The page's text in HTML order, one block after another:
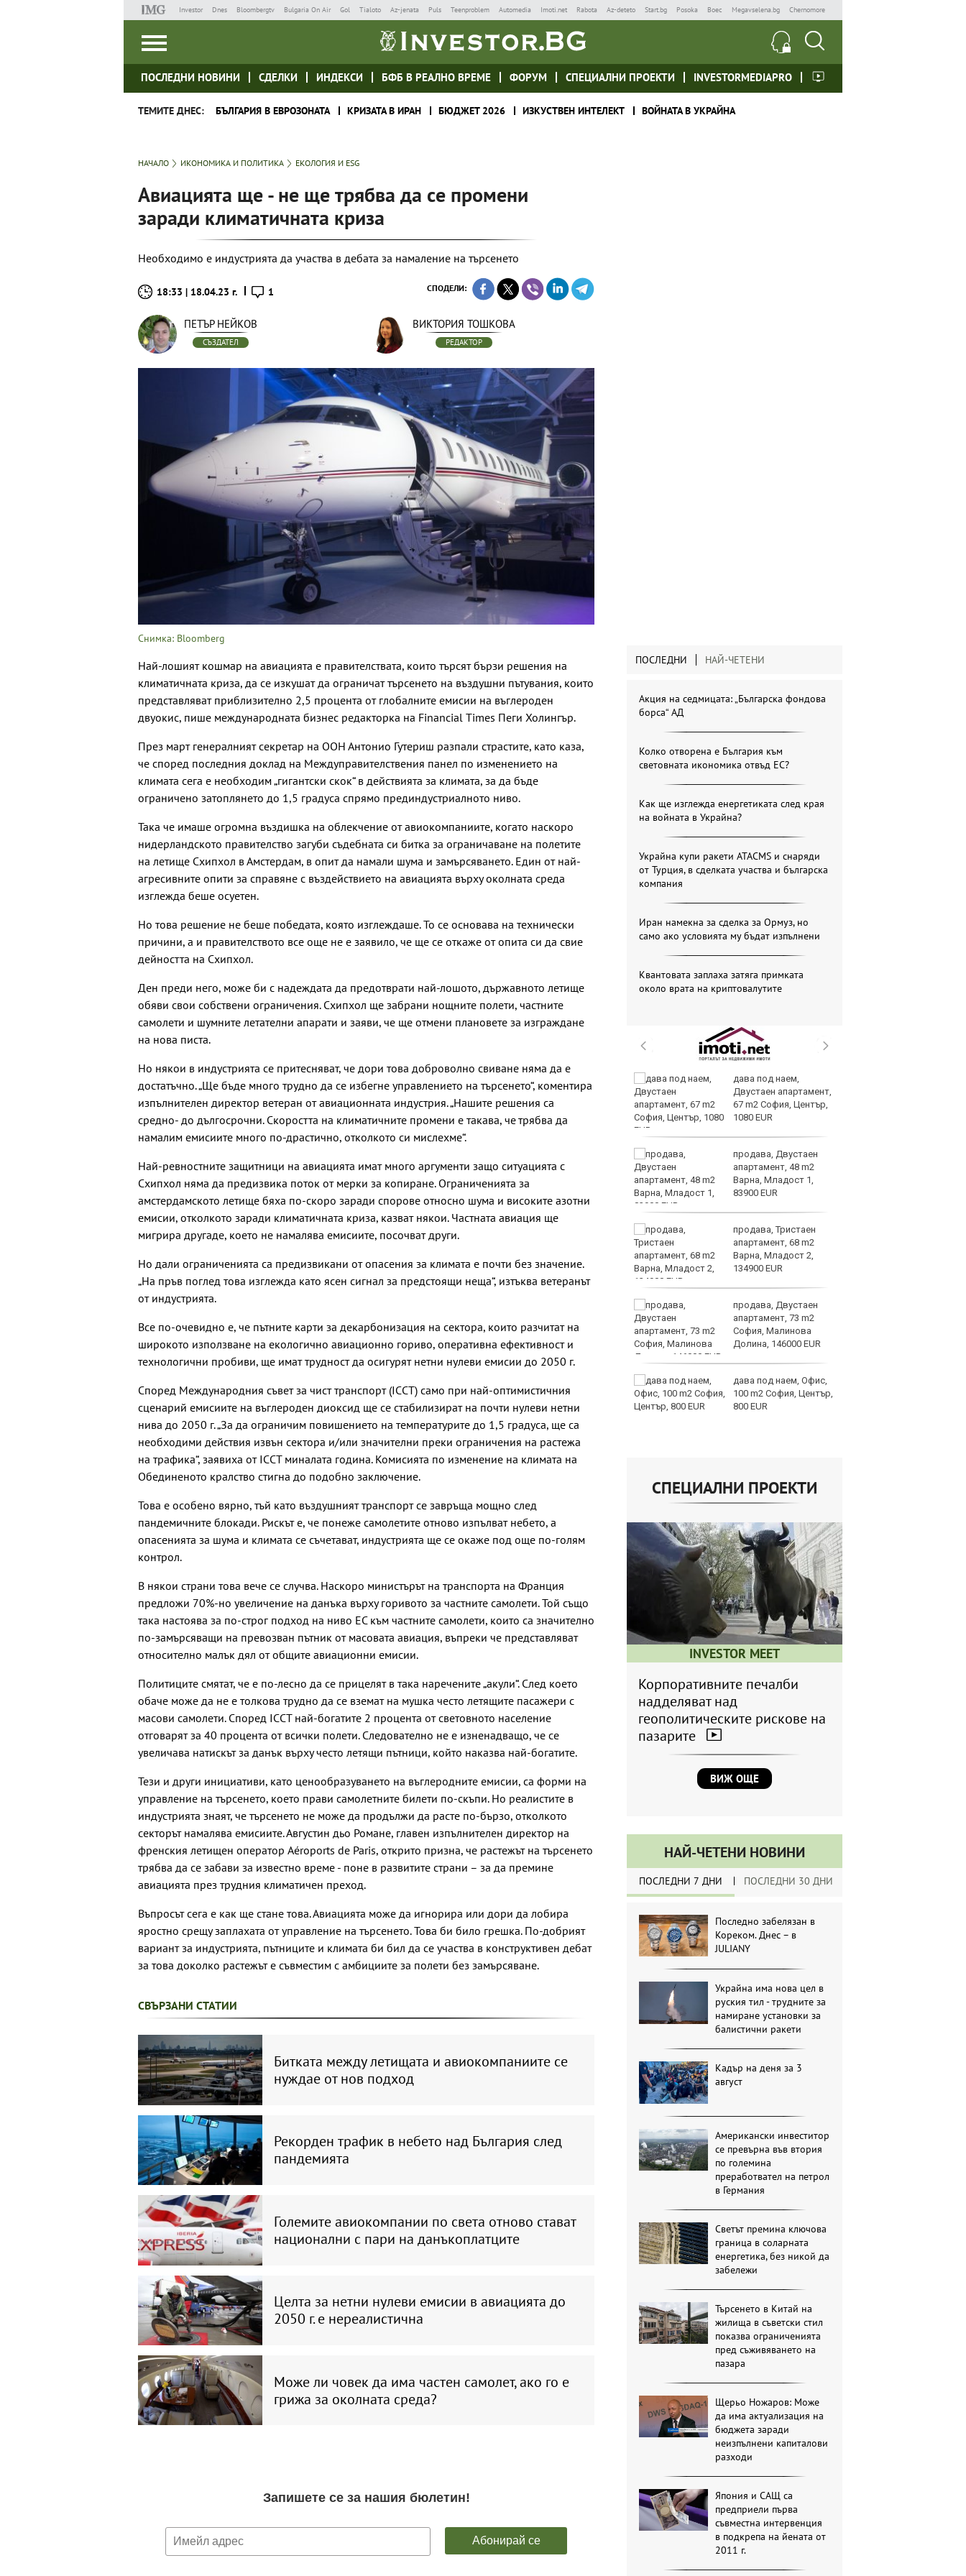
Investor Dnes Bloombergtv Bulgaria On Air Gol Tialoto Az-jenata Puls Teenproblem Automedia Imoti.net Rabota Az-deteto Start.bg Posoka Boec Megavselena.bg Chernomore
ПОСЛЕДНИ НОВИНИ СДЕЛКИ ИНДЕКСИ БФБ В РЕАЛНО ВРЕМЕ ФОРУМ СПЕЦИАЛНИ ПРОЕКТИ INVESTORMEDIAPRO
ТЕМИТЕ ДНЕС: БЪЛГАРИЯ В ЕВРОЗОНАТА КРИЗАТА В ИРАН БЮДЖЕТ 2026 ИЗКУСТВЕН ИНТЕЛЕКТ ВОЙНАТА В УКРАЙНА
НАЧАЛО ИКОНОМИКА И ПОЛИТИКА ЕКОЛОГИЯ И ESG
Авиацията ще - не ще трябва да се промени
заради климатичната криза
Необходимо е индустрията да участва в дебата за намаление на търсенето
18:33 | 18.04.23 г. 1 СПОДЕЛИ:
ПЕТЪР НЕЙКОВ
СЪЗДАТЕЛ
ВИКТОРИЯ ТОШКОВА
РЕДАКТОР
Снимка: Bloomberg
Най-лошият кошмар на авиацията е правителствата, които търсят бързи решения на
климатичната криза, да се изкушат да ограничат търсенето на въздушни пътувания, които
представляват приблизително 2,5 процента от глобалните емисии на въглероден
двуокис, пише международната бизнес редакторка на Financial Times Пеги Холингър.
През март генералният секретар на ООН Антонио Гутериш разпали страстите, като каза,
че според последния доклад на Междуправителствения панел по изменението на
климата сега е необходим „гигантски скок“ в действията за климата, за да бъде
ограничено затоплянето до 1,5 градуса спрямо прединдустриалното ниво.
Така че имаше огромна въздишка на облекчение от авиокомпаниите, когато наскоро
нидерландското правителство загуби съдебната си битка за ограничаване на полетите
на летище Схипхол в Амстердам, в опит да намали шума и замърсяването. Един от най-
агресивните опити за справяне с въздействието на авиацията върху околната среда
изглежда беше осуетен.
Но това решение не беше победата, която изглеждаше. То се основава на технически
причини, а и правителството все още не е заявило, че ще се откаже от опита си да свие
дейността на Схипхол.
Ден преди него, може би с надеждата да предотврати най-лошото, държавното летище
обяви свои собствени ограничения. Схипхол ще забрани нощните полети, частните
самолети и шумните летателни апарати и заяви, че ще отмени плановете за изграждане
на нова писта.
Но някои в индустрията се притесняват, че дори това доброволно свиване няма да е
достатъчно. „Ще бъде много трудно да се избегне управлението на търсенето“, коментира
изпълнителен директор ветеран от авиационната индустрия. „Нашите решения са
средно- до дългосрочни. Скоростта на климатичните промени е такава, че трябва да
намалим емисиите много по-драстично, отколкото си мислехме“.
Най-ревностните защитници на авиацията имат много аргументи защо ситуацията с
Схипхол няма да предизвика поток от мерки за копиране. Ограниченията за
амстердамското летище бяха по-скоро заради спорове относно шума и високите азотни
емисии, отколкото заради климатичната криза, казват някои. Частната авиация ще
мигрира другаде, което не намалява емисиите, посочват други.
Но дали ограниченията са предизвикани от опасения за климата е почти без значение.
„На пръв поглед това изглежда като ясен сигнал за предстоящи неща“, изтъква ветеранът
от индустрията.
Все по-очевидно е, че пътните карти за декарбонизация на сектора, които разчитат на
широкото използване на екологично авиационно гориво, оперативна ефективност и
технологични пробиви, ще имат трудност да осигурят нетни нулеви емисии до 2050 г.
Според Международния съвет за чист транспорт (ICCT) само при най-оптимистичния
сценарий емисиите на въглероден диоксид ще се стабилизират на почти нулеви нетни
нива до 2050 г. „За да ограничим повишението на температурите до 1,5 градуса, ще са
необходими действия извън сектора и/или значителни преки ограничения на растежа
на трафика“, заявиха от ICCT миналата година. Комисията по изменение на климата на
Обединеното кралство стигна до подобно заключение.
Това е особено вярно, тъй като въздушният транспорт се завръща мощно след
пандемичните блокади. Рискът е, че понеже самолетите отново изпълват небето, а
опасенията за шума и климата се съчетават, индустрията ще се окаже под още по-голям
контрол.
В някои страни това вече се случва. Наскоро министърът на транспорта на Франция
предложи 70%-но увеличение на данъка върху горивото за частните самолети. Той също
така настоява за по-строг подход на ниво ЕС към частните самолети, които са значително
по-замърсяващи на превозван пътник от масовата авиация, въпреки че представляват
относително малък дял от общите авиационни емисии.
Политиците смятат, че е по-лесно да се прицелят в така наречените „акули“. След което
обаче може да не е толкова трудно да се вземат на мушка често летящите пасажери с
масови самолети. Според ICCT най-богатите 2 процента от световното население
отговарят за 40 процента от всички полети. Следователно не е изненадващо, че се
увеличава натискът за данък върху често летящи пътници, който наказва най-богатите.
Тези и други инициативи, като ценообразуването на въглеродните емисии, са форми на
управление на търсенето, което прави самолетните билети по-скъпи. Но реалистите в
индустрията знаят, че търсенето не може да продължи да расте по-бързо, отколкото
секторът намалява емисиите. Августин дьо Романе, главен изпълнителен директор на
френския летищен оператор Aéroports de Paris, открито призна, че растежът на търсенето
трябва да се забави за известно време - поне в развитите страни – за да премине
авиацията през трудния климатичен преход.
Въпросът сега е как ще стане това. Авиацията може да игнорира или дори да лобира
яростно срещу заплахата от управление на търсенето. Това би било грешка. По-добрият
вариант за индустрията, пътниците и климата би бил да се участва в конструктивен дебат
за това доколко растежът е съвместим с амбициите за полети без замърсяване.
СВЪРЗАНИ СТАТИИ
Битката между летищата и авиокомпаниите се
нуждае от нов подход
Рекорден трафик в небето над България след
пандемията
Големите авиокомпании по света отново стават
национални с пари на данъкоплатците
Целта за нетни нулеви емисии в авиацията до
2050 г. е нереалистична
Може ли човек да има частен самолет, ако го е
грижа за околната среда?
ПОСЛЕДНИ НАЙ-ЧЕТЕНИ
Акция на седмицата: „Българска фондова
борса“ АД
Колко отворена е България към
световната икономика отвъд ЕС?
Как ще изглежда енергетиката след края
на войната в Украйна?
Украйна купи ракети ATACMS и снаряди
от Турция, в сделката участва и българска
компания
Иран намекна за сделка за Ормуз, но
само ако условията му бъдат изпълнени
Квантовата заплаха затяга примката
около врата на криптовалутите
временно улицата,
водеща към Морска
гара-Варна
следобедните часове
днес
последното
денонощие
дава под наем,
Двустаен апартамент,
67 m2 София, Център,
1080 EUR
продава, Двустаен
апартамент, 48 m2
Варна, Младост 1,
83900 EUR
продава, Тристаен
апартамент, 68 m2
Варна, Младост 2,
134900 EUR
продава, Двустаен
апартамент, 73 m2
София, Малинова
Долина, 146000 EUR
дава под наем, Офис,
100 m2 София, Център,
800 EUR
СПЕЦИАЛНИ ПРОЕКТИ
INVESTOR MEET
Корпоративните печалби
надделяват над
геополитическите рискове на
пазарите
ВИЖ ОЩЕ
НАЙ-ЧЕТЕНИ НОВИНИ
ПОСЛЕДНИ 7 ДНИ ПОСЛЕДНИ 30 ДНИ
Последно забелязан в
Кореком. Днес – в
JULIANY
Украйна има нова цел в
руския тил - трудните за
намиране установки за
балистични ракети
Кадър на деня за 3
август
Американски инвеститор
се превърна във втория
по големина
преработвател на петрол
в Германия
Светът премина ключова
граница в соларната
енергетика, без никой да
забележи
Търсенето в Китай на
жилища в съветски стил
показва ограниченията
пред съживяването на
пазара
Щерьо Ножаров: Може
да има актуализация на
бюджета заради
неизпълнени капиталови
разходи
Япония и САЩ са
предприели първа
съвместна интервенция
в подкрепа на йената от
2011 г.